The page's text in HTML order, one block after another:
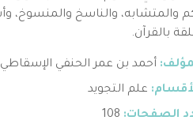
والمتشابه، والناسخ والمنسوخ،
بالقرآن.
أحمد بن عمر الحنفي الإسقاطي
علم التجويد
الصفحات: 108